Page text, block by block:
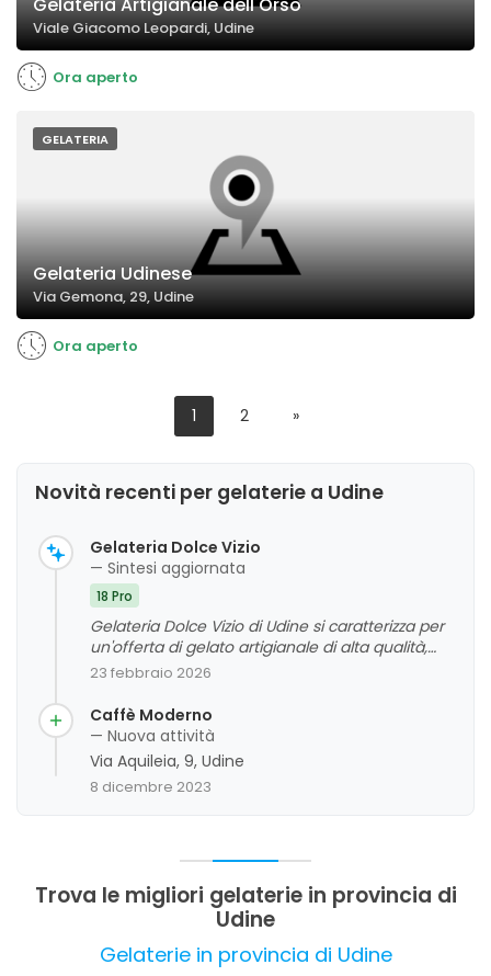
Gelateria Artigianale dell'Orso
Viale Giacomo Leopardi, Udine
Ora aperto
GELATERIA
Gelateria Udinese
Via Gemona, 29, Udine
Ora aperto
1 2 »
Novità recenti per gelaterie a Udine
Gelateria Dolce Vizio
— Sintesi aggiornata
18 Pro
Gelateria Dolce Vizio di Udine si caratterizza per
un'offerta di gelato artigianale di alta qualità,
con una vasta varietà di gusti innovativi e
sapore autentico. La clientela evidenzia spesso
la gentilezza e disponibilità del personale, che
contribuiscono a un'esperienza positiva.
Sebbene alcuni commenti segnalino spazi
limitati per la consumazione e locali non
punti di forza principali.
23 febbraio 2026
Caffè Moderno
— Nuova attività
Via Aquileia, 9, Udine
8 dicembre 2023
Trova le migliori gelaterie in provincia di
Udine
Gelaterie in provincia di Udine